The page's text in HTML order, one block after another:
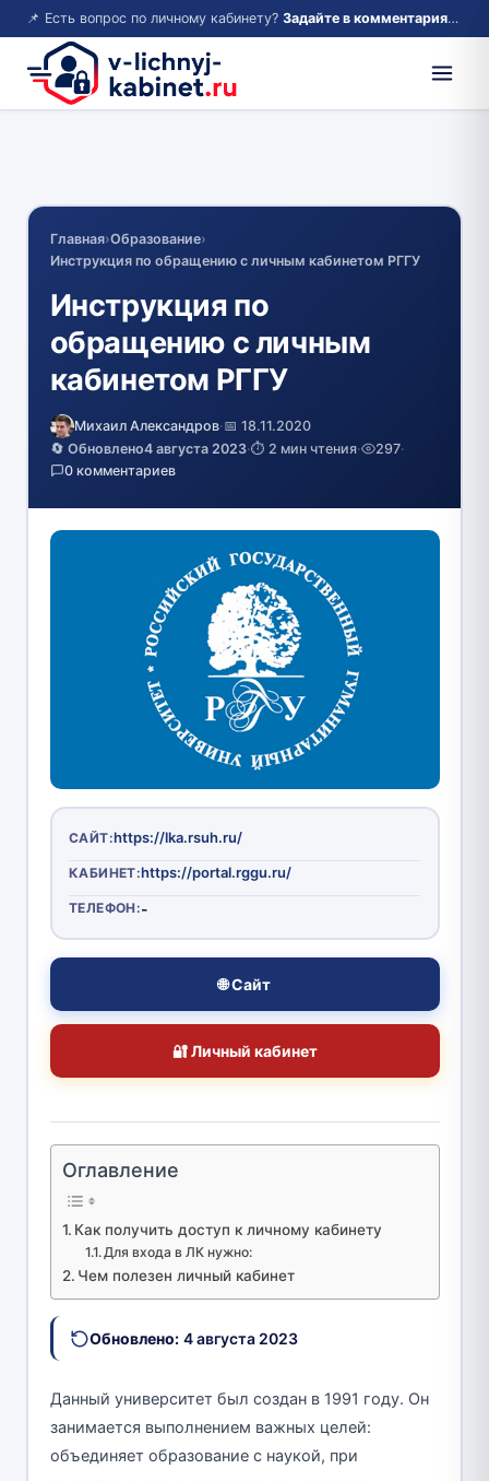
📌 Есть вопрос по личному кабинету? Задайте в комментариях — ответим!
Главная›Образование›
Инструкция по обращению с личным кабинетом РГГУ
Инструкция по
обращению с личным
кабинетом РГГУ
Михаил Александров·📅 18.11.2020
🔄 Обновлено4 августа 2023·⏱️ 2 мин чтения· 297·
0 комментариев
САЙТ:https://lka.rsuh.ru/
КАБИНЕТ:https://portal.rggu.ru/
ТЕЛЕФОН:-
🌐 Сайт
🔐 Личный кабинет
Оглавление
Как получить доступ к личному кабинету
Для входа в ЛК нужно:
Чем полезен личный кабинет
Обновлено: 4 августа 2023
Данный университет был создан в 1991 году. Он
занимается выполнением важных целей:
объединяет образование с наукой, при